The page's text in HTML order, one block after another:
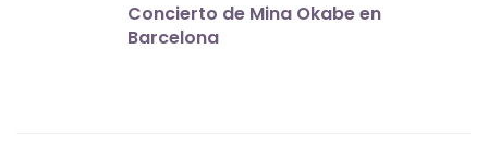
Concierto de Mina Okabe en
Barcelona